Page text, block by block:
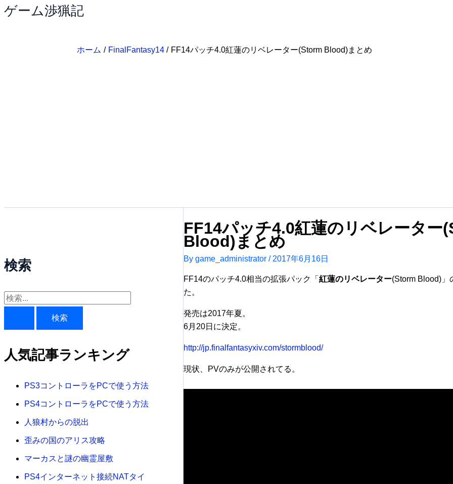
内
ゲーム渉猟記
ホーム FinalFantasy14 FF14パッチ4.0紅蓮のリベレーター(Storm Blood)まとめ
検索
検
対
象
:人気記事ランキング
PS3コントローラをPCで使う方法
PS4コントローラをPCで使う方法
人狼村からの脱出
歪みの国のアリス攻略
マーカスと謎の幽霊屋敷
PS4インターネット接続NATタイ
FF14パッチ4.0紅蓮のリベレーター
Blood)まとめ
By game_administrator / 2017年6月16日
FF14のパッチ4.0相当の拡張パック「 紅蓮のリベレーター(Storm Blood)」
た。
発売は2017年夏。
6月20日に決定。
http://jp.finalfantasyxiv.com/stormblood/
現状、PVのみが公開されてる。